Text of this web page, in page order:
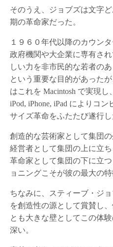
そのうえ、ジョブズは文字
期の革命家だった。
１９６０年代以降のカウン
政府機関や大企業に専有さ
しい力を非市民的な若者の
という重要な目的があった
はこれを Macintosh で実現
iPod, iPhone, iPad によりコ
サイズ革命をふたたび遂行し
創造的な芸術家として集団
経営者として集団の上に立
革命家として集団の下に立
ョニングこそが彼の最大の特
ちなみに、スティーブ・ジ
を創造性の源として賞賛し
とも大きな壁としてこの体
深い。